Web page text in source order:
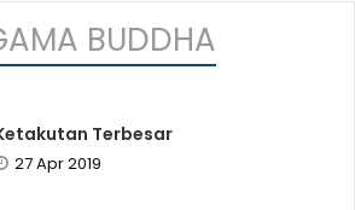
BUDDHA
Terbesar
27 Apr 2019